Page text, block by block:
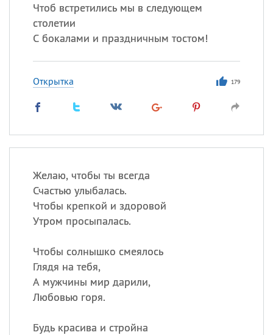
Чтоб встретились мы в следующем
столетии
С бокалами и праздничным тостом!
Открытка 179
Желаю, чтобы ты всегда
Счастью улыбалась.
Чтобы крепкой и здоровой
Утром просыпалась.
Чтобы солнышко смеялось
Глядя на тебя,
А мужчины мир дарили,
Любовью горя.
Будь красива и стройна